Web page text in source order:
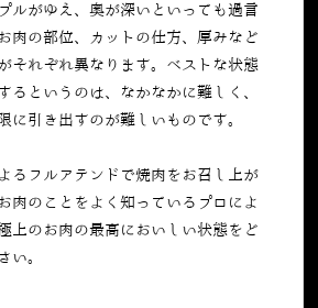
ルがゆえ、奥が深いといっても過言
肉の部位、カットの仕方、厚みなど
それぞれ異なります。ベストな状態
るというのは、なかなかに難しく、
に引き出すのが難しいものです。
るフルアテンドで焼肉をお召し上が
肉のことをよく知っているプロによ
上のお肉の最高においしい状態をど
い。